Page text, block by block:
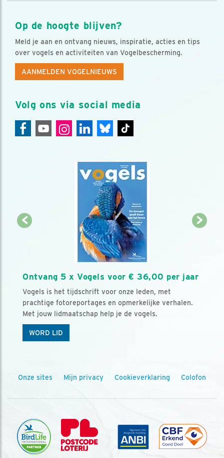
Op de hoogte blijven?
Meld je aan en ontvang nieuws, inspiratie, acties en tips
over vogels en activiteiten van Vogelbescherming.
AANMELDEN VOGELNIEUWS
Volg ons via social media
Ontvang 5 x Vogels voor € 36,00 per jaar
Vogels is het tijdschrift voor onze leden, met
prachtige fotoreportages en opmerkelijke verhalen.
Met jouw lidmaatschap help je de vogels.
WORD LID
Onze sites Mijn privacy Cookieverklaring Colofon